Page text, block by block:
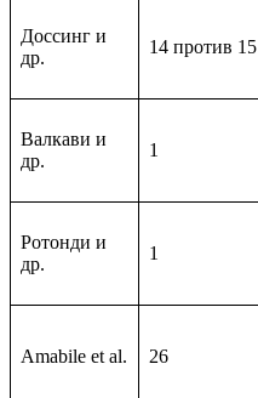
Доссинг и
др.
14 против 15
Валкави и
др.
1
Ротонди и
др.
1
Amabile et al. 26